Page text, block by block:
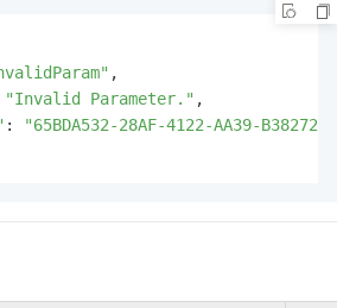
,
"Invalid Parameter." ,
:
"65BDA532-28AF-4122-AA39-